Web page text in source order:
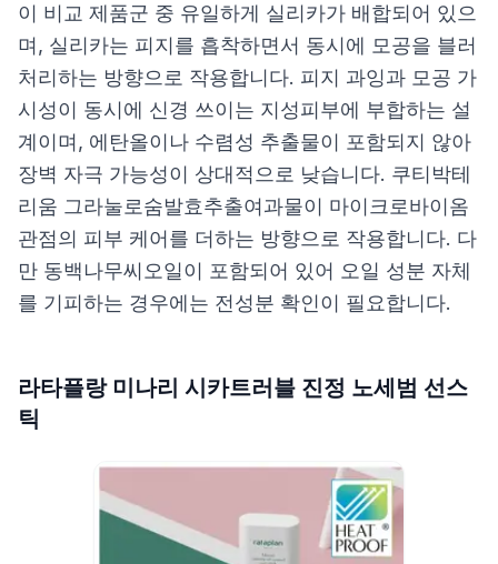
이 비교 제품군 중 유일하게 실리카가 배합되어 있으
며, 실리카는 피지를 흡착하면서 동시에 모공을 블러
처리하는 방향으로 작용합니다. 피지 과잉과 모공 가
시성이 동시에 신경 쓰이는 지성피부에 부합하는 설
계이며, 에탄올이나 수렴성 추출물이 포함되지 않아
장벽 자극 가능성이 상대적으로 낮습니다. 쿠티박테
리움 그라눌로숨발효추출여과물이 마이크로바이옴
관점의 피부 케어를 더하는 방향으로 작용합니다. 다
만 동백나무씨오일이 포함되어 있어 오일 성분 자체
를 기피하는 경우에는 전성분 확인이 필요합니다.
라타플랑 미나리 시카트러블 진정 노세범 선스
틱